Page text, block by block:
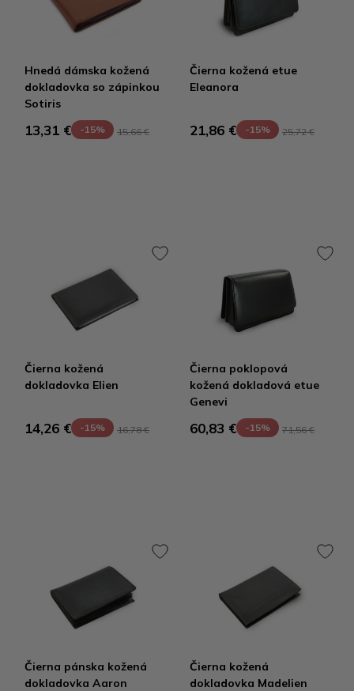
Hnedá dámska kožená
dokladovka so zápinkou
Sotiris
13,31 € -15% 15,66 €
Čierna kožená etue
Eleanora
21,86 € -15% 25,72 €
Čierna kožená
dokladovka Elien
14,26 € -15% 16,78 €
Čierna poklopová
kožená dokladová etue
Genevi
60,83 € -15% 71,56 €
Čierna pánska kožená
dokladovka Aaron
Čierna kožená
dokladovka Madelien